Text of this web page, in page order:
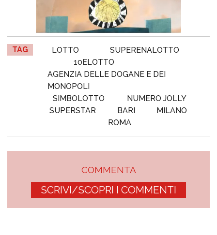
TAG LOTTO
SUPERENALOTTO
10ELOTTO
AGENZIA DELLE DOGANE E DEI
MONOPOLI
SIMBOLOTTO
NUMERO JOLLY
SUPERSTAR
BARI
MILANO
ROMA
COMMENTA
SCRIVI/SCOPRI I COMMENTI